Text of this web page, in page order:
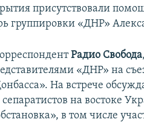
присутствовали
группировки «ДНР»
Радио Свобода
«ДНР» на
На встрече
на востоке
в том числе